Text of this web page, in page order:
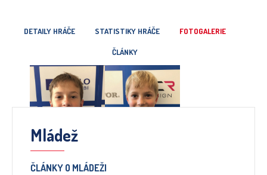
DETAILY HRÁČE STATISTIKY HRÁČE FOTOGALERIE
ČLÁNKY
Mládež
ČLÁNKY O MLÁDEŽI